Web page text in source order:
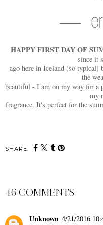
HAPPY FIRST DAY OF
since it
ago here in Iceland (so
the
beautiful - I am on my way for a
my
fragrance. It's perfect for the
SHARE:
46 COMMENTS
Unknown 4/21/2016